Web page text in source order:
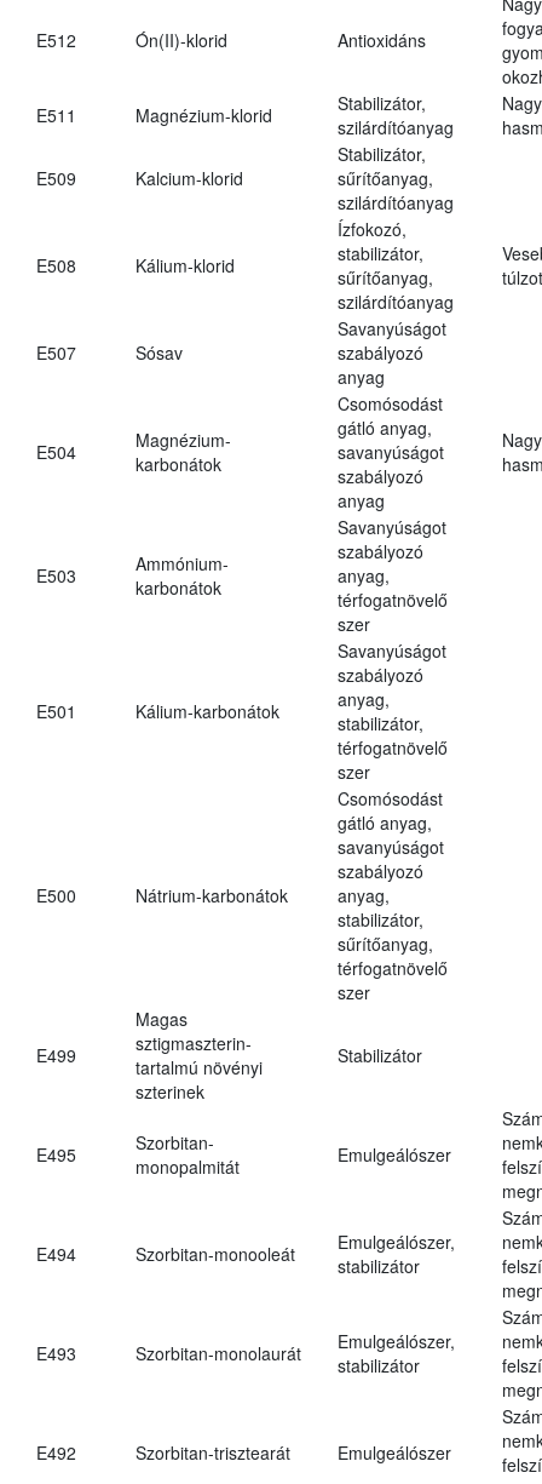
E512 Ón(II)-klorid Antioxidáns
E511
Magnézium-klorid
Stabilizátor,
szilárdítóanyag
E509 Kalcium-klorid
Stabilizátor,
sűrítőanyag,
szilárdítóanyag
E508 Kálium-klorid
Ízfokozó,
stabilizátor,
sűrítőanyag,
szilárdítóanyag
E507 Sósav
Savanyúságot
szabályozó
anyag
E504
Magnézium-
karbonátok
Csomósodást
gátló anyag,
savanyúságot
szabályozó
anyag
E503
Ammónium-
karbonátok
Savanyúságot
szabályozó
anyag,
térfogatnövelő
szer
E501 Kálium-karbonátok
Savanyúságot
szabályozó
anyag,
stabilizátor,
térfogatnövelő
szer
E500 Nátrium-karbonátok
Csomósodást
gátló anyag,
savanyúságot
szabályozó
anyag,
stabilizátor,
sűrítőanyag,
térfogatnövelő
szer
E499
Magas
sztigmaszterin-
tartalmú növényi
szterinek
Stabilizátor
E495
Szorbitan-
monopalmitát
Emulgeálószer
E494 Szorbitan-monooleát
Emulgeálószer,
stabilizátor
E493 Szorbitan-monolaurát
Emulgeálószer,
stabilizátor
E492 Szorbitan-trisztearát Emulgeálószer